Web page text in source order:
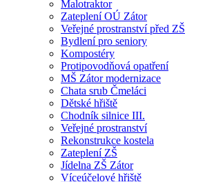
Malotraktor
Zateplení OÚ Zátor
Veřejné prostranství před ZŠ
Bydlení pro seniory
Kompostéry
Protipovodňová opatření
MŠ Zátor modernizace
Chata srub Čmeláci
Dětské hřiště
Chodník silnice III.
Veřejné prostranství
Rekonstrukce kostela
Zateplení ZŠ
Jídelna ZŠ Zátor
Víceúčelové hřiště